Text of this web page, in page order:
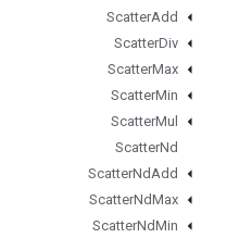
ScatterAdd
ScatterDiv
ScatterMax
ScatterMin
ScatterMul
ScatterNd
ScatterNdAdd
ScatterNdMax
ScatterNdMin